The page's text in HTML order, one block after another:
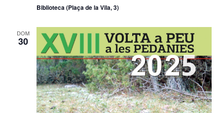
Biblioteca (Plaça de la Vila, 3)
DOM
30